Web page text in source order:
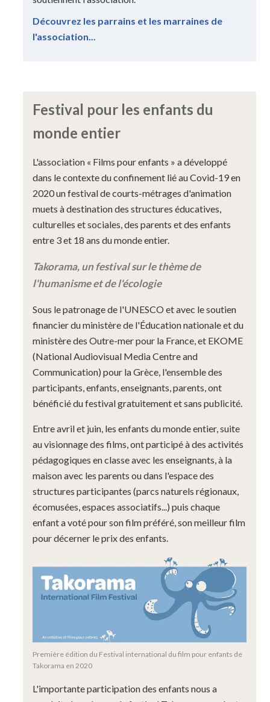
Découvrez les parrains et les marraines de
l'association...
Festival pour les enfants du
monde entier
L'association « Films pour enfants » a développé
dans le contexte du confinement lié au Covid-19 en
2020 un festival de courts-métrages d'animation
muets à destination des structures éducatives,
culturelles et sociales, des parents et des enfants
entre 3 et 18 ans du monde entier.
Takorama, un festival sur le thème de
l'humanisme et de l'écologie
Sous le patronage de l'UNESCO et avec le soutien
financier du ministère de l'Éducation nationale et du
ministère des Outre-mer pour la France, et EKOME
(National Audiovisual Media Centre and
Communication) pour la Grèce, l'ensemble des
participants, enfants, enseignants, parents, ont
bénéficié du festival gratuitement et sans publicité.
Entre avril et juin, les enfants du monde entier, suite
au visionnage des films, ont participé à des activités
pédagogiques en classe avec les enseignants, à la
maison avec les parents ou dans l'espace des
structures participantes (parcs naturels régionaux,
écomusées, espaces associatifs...) puis chaque
enfant a voté pour son film préféré, son meilleur film
pour décerner le prix des enfants.
Première édition du Festival international du film pour enfants de
Takorama en 2020
L'importante participation des enfants nous a